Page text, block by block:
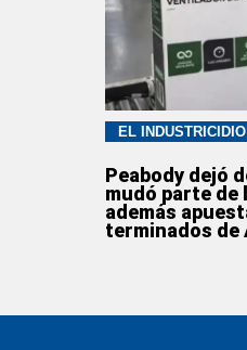
EL
Peabody dejó
mudó parte de
además
terminados de